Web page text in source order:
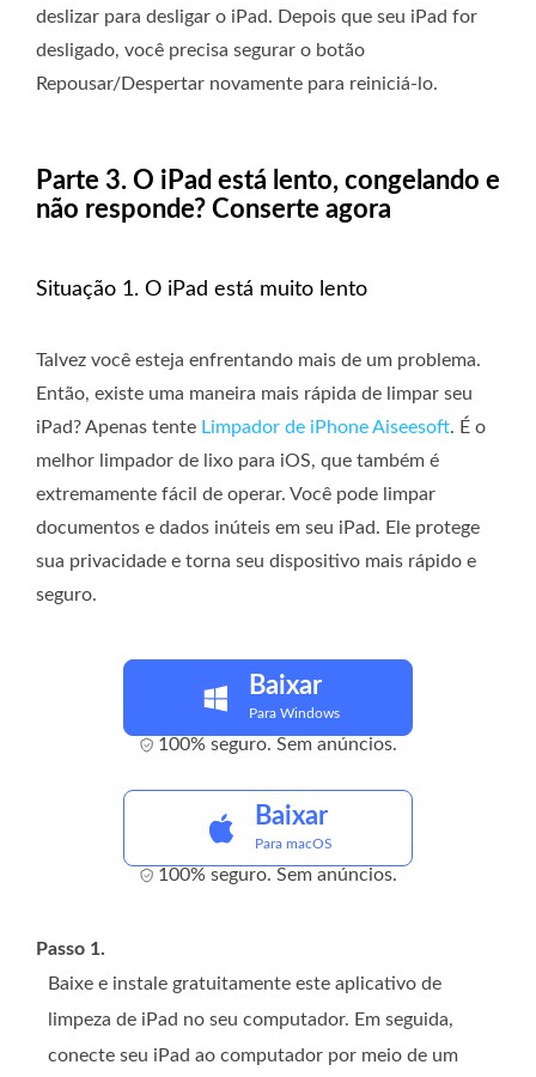
deslizar para desligar o iPad. Depois que seu iPad for
desligado, você precisa segurar o botão
Repousar/Despertar novamente para reiniciá-lo.
Parte 3. O iPad está lento, congelando e
não responde? Conserte agora
Situação 1. O iPad está muito lento
Talvez você esteja enfrentando mais de um problema.
Então, existe uma maneira mais rápida de limpar seu
iPad? Apenas tente Limpador de iPhone Aiseesoft. É o
melhor limpador de lixo para iOS, que também é
extremamente fácil de operar. Você pode limpar
documentos e dados inúteis em seu iPad. Ele protege
sua privacidade e torna seu dispositivo mais rápido e
seguro.
Baixar
Para Windows
100% seguro. Sem anúncios.
Baixar
Para macOS
100% seguro. Sem anúncios.
Passo 1.
Baixe e instale gratuitamente este aplicativo de
limpeza de iPad no seu computador. Em seguida,
conecte seu iPad ao computador por meio de um